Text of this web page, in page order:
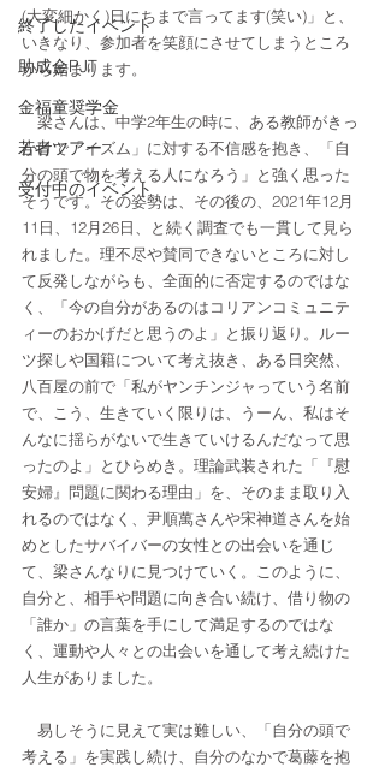
終了したイベント
助成金PJT
金福童奨学金
若者ツアー
受付中のイベント
(大変細かく)日にちまで言ってます(笑い)」と、
いきなり、参加者を笑顔にさせてしまうところ
から始まります。
梁さんは、中学2年生の時に、ある教師がきっ
かけで「イズム」に対する不信感を抱き、「自
分の頭で物を考える人になろう」と強く思った
そうです。その姿勢は、その後の、2021年12月
11日、12月26日、と続く調査でも一貫して見ら
れました。理不尽や賛同できないところに対し
て反発しながらも、全面的に否定するのではな
く、「今の自分があるのはコリアンコミュニテ
ィーのおかげだと思うのよ」と振り返り。ルー
ツ探しや国籍について考え抜き、ある日突然、
八百屋の前で「私がヤンチンジャっていう名前
で、こう、生きていく限りは、うーん、私はそ
んなに揺らがないで生きていけるんだなって思
ったのよ」とひらめき。理論武装された「『慰
安婦』問題に関わる理由」を、そのまま取り入
れるのではなく、尹順萬さんや宋神道さんを始
めとしたサバイバーの女性との出会いを通じ
て、梁さんなりに見つけていく。このように、
自分と、相手や問題に向き合い続け、借り物の
「誰か」の言葉を手にして満足するのではな
く、運動や人々との出会いを通して考え続けた
人生がありました。
易しそうに見えて実は難しい、「自分の頭で
考える」を実践し続け、自分のなかで葛藤を抱